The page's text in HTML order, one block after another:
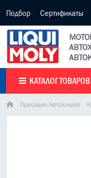
Подбор Сертификаты
КАТАЛОГ ТОВАРОВ
Присадки Автохимия